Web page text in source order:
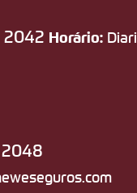
Horário: